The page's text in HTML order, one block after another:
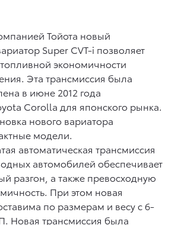
Тойота новый
Super CVT-i позволяет
экономичности
Эта трансмиссия была
в июне 2012 года
Corolla для японского рынка.
нового вариатора
модели.
автоматическая трансмиссия
автомобилей обеспечивает
разгон, а также превосходную
При этом новая
по размерам и весу с 6-
Новая трансмиссия была